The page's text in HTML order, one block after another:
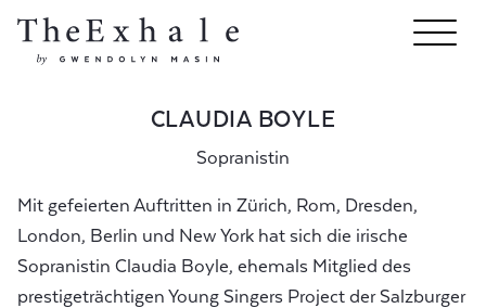
CLAUDIA BOYLE
Sopranistin
Mit gefeierten Auftritten in Zürich, Rom, Dresden,
London, Berlin und New York hat sich die irische
Sopranistin Claudia Boyle, ehemals Mitglied des
prestigeträchtigen Young Singers Project der Salzburger